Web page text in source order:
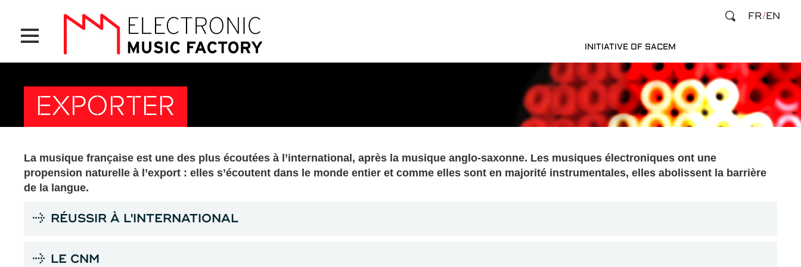
contenu
principal
INITIATIVE OF SACEM
FR EN
EXPORTER
La musique française est une des plus écoutées à l’international, après la musique anglo-saxonne. Les musiques électroniques ont une
propension naturelle à l’export : elles s’écoutent dans le monde entier et comme elles sont en majorité instrumentales, elles abolissent la barrière
de la langue.
RÉUSSIR À L'INTERNATIONAL
LE CNM